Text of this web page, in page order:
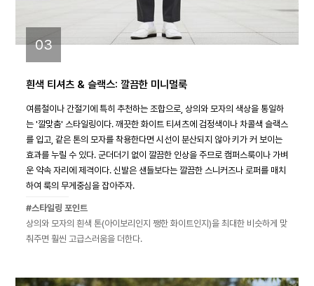
03
흰색 티셔츠 & 슬랙스: 깔끔한 미니멀룩
여름철이나 간절기에 특히 추천하는 조합으로, 상의와 모자의 색상을 통일하
는 '깔맞춤' 스타일링이다. 깨끗한 화이트 티셔츠에 검정색이나 차콜색 슬랙스
를 입고, 같은 톤의 모자를 착용한다면 시선이 분산되지 않아 키가 커 보이는
효과를 누릴 수 있다. 군더더기 없이 깔끔한 인상을 주므로 캠퍼스룩이나 가벼
운 약속 자리에 제격이다. 신발은 샌들보다는 깔끔한 스니커즈나 로퍼를 매치
하여 룩의 무게중심을 잡아주자.
#스타일링 포인트
상의와 모자의 흰색 톤(아이보리인지 쨍한 화이트인지)을 최대한 비슷하게 맞
춰주면 훨씬 고급스러움을 더한다.